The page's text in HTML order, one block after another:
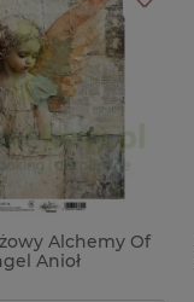
Alchemy Of
Anioł